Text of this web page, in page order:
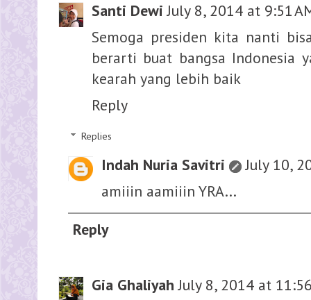
Santi Dewi July 8, 2014 at 9:51
Semoga presiden kita nanti
berarti buat bangsa Indonesia
kearah yang lebih baik
Reply
Replies
Indah Nuria Savitri
July 10,
amiiin aamiiin YRA...
Reply
Gia Ghaliyah July 8, 2014 at